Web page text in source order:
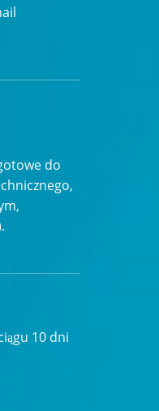
do
10 dni